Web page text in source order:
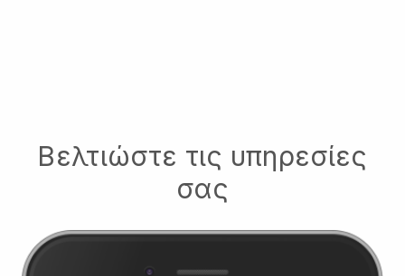
Βελτιώστε τις υπηρεσίες
σας